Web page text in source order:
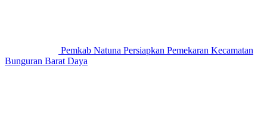
Pemkab Natuna Persiapkan Pemekaran Kecamatan
Bunguran Barat Daya